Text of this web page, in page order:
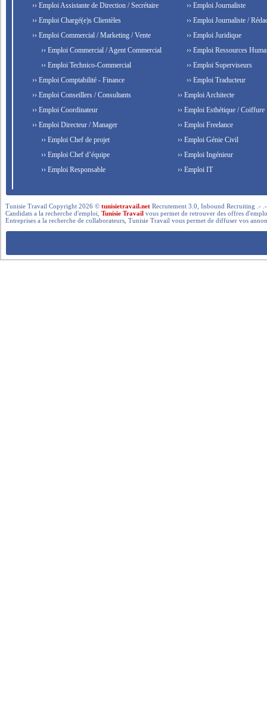
›› Emploi Assistante de Direction / Secrétaire
›› Emploi Chargé(e)s Clientèles
›› Emploi Commercial / Marketing / Vente
›› Emploi Commercial / Agent Commercial
›› Emploi Technico-Commercial
›› Emploi Comptabilité - Finance
›› Emploi Conseillers / Consultants
›› Emploi Coordinateur
›› Emploi Directeur / Manager
›› Emploi Chef de projet
›› Emploi Chef d’équipe
›› Emploi Responsable
›› Emploi Journaliste
›› Emploi Journaliste /
›› Emploi Juridique
›› Emploi Ressources
›› Emploi Superviseurs
›› Emploi Traducteur
›› Emploi Architecte
›› Emploi Esthétique / Coiffure
›› Emploi Freelance
›› Emploi Génie Civil
›› Emploi Ingénieur
›› Emploi IT
Tunisie Travail Copyright 2026 ©tunisietravail.net Recrutement 3.0, Inbound Recruiting .-
Candidats a la recherche d'emploi,Tunisie Travail vous permet de retrouver des offres
Entreprises a la recherche de collaborateurs, Tunisie Travail vous permet de diffuser vos